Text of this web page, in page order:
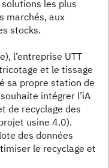
les plus
marchés, aux
stocks.
l’entreprise UTT
et le tissage
sa propre station de
intégrer l’iA
de recyclage des
usine 4.0).
des données
le recyclage et